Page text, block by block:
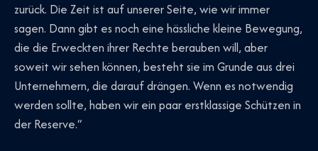
zurück. Die Zeit ist auf unserer Seite, wie wir immer
sagen. Dann gibt es noch eine hässliche kleine Bewegung,
die die Erweckten ihrer Rechte berauben will, aber
soweit wir sehen können, besteht sie im Grunde aus drei
Unternehmern, die darauf drängen. Wenn es notwendig
werden sollte, haben wir ein paar erstklassige Schützen in
der Reserve.“